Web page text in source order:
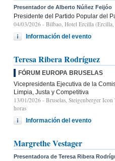
Presentador de Alberto Núñez Feijóo
Presidente del Partido Popular del
04/03/2026 - Bilbao, Hotel Ercilla
Información del evento
Teresa Ribera Rodríguez
FÓRUM EUROPA BRUSELAS
Vicepresidenta Ejecutiva de la
Limpia, Justa y Competitiva
13/01/2026 - Bruselas, Steigenberger
horas
Información del evento
Margrethe Vestager
Presentadora de Teresa Ribera